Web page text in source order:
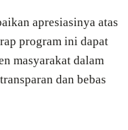
apresiasinya atas
program ini dapat
masyarakat dalam
dan bebas